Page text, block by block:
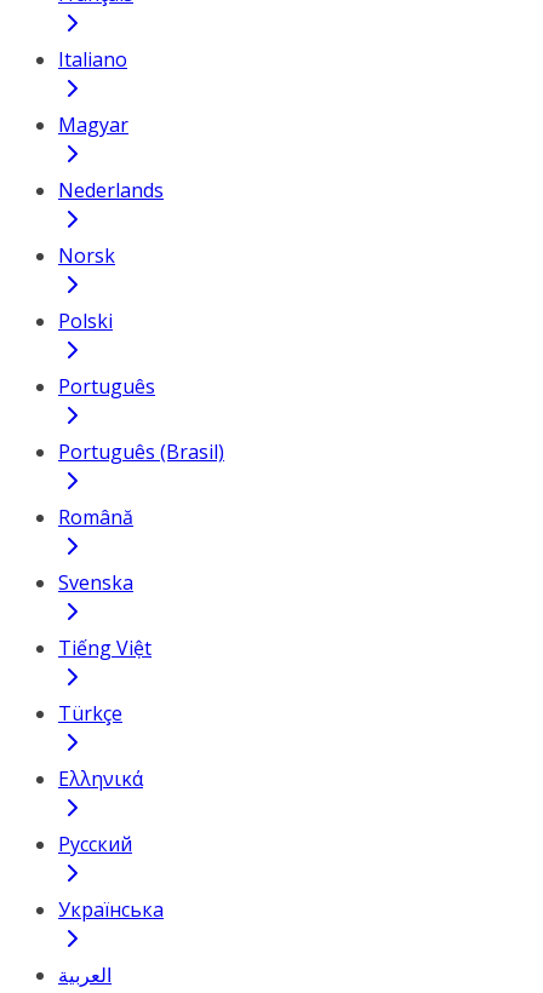
Italiano
Magyar
Nederlands
Norsk
Polski
Português
Português (Brasil)
Română
Svenska
Tiếng Việt
Türkçe
Ελληνικά
Русский
Українська
العربية